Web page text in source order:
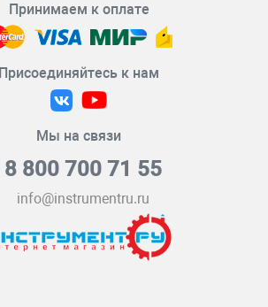
Принимаем к оплате
Присоединяйтесь к нам
Мы на связи
8 800 700 71 55
info@instrumentru.ru